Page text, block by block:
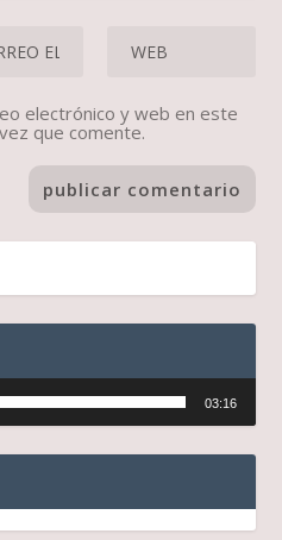
electrónico y web en este
que comente.
03:16